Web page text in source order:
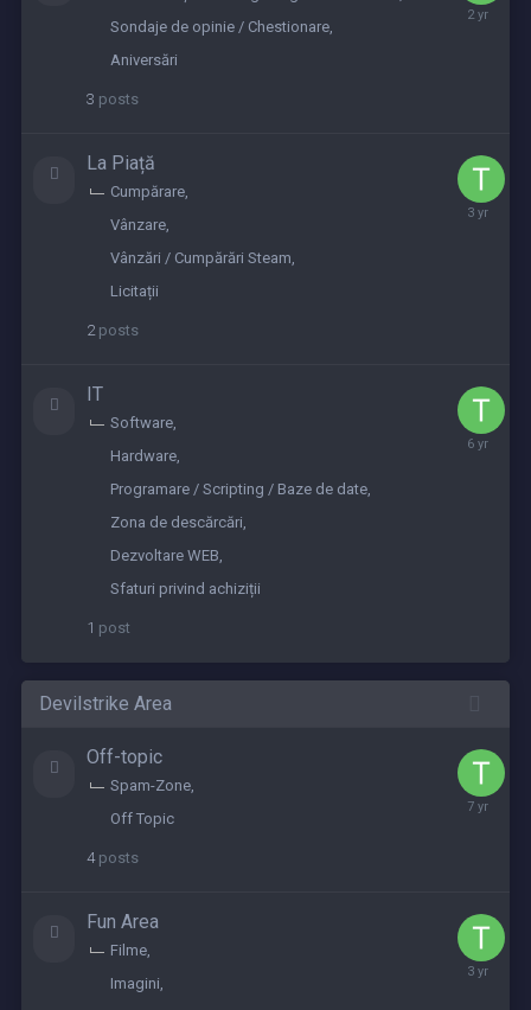
Sondaje de opinie / Chestionare
Aniversări
3 posts
August
La Piață
Cumpărare
Vânzare
Vânzări / Cumpărări Steam
Licitații
2 posts
June
IT
Software
Hardware
Programare / Scripting / Baze de date
Zona de descărcări
Dezvoltare WEB
Sfaturi privind achiziții
1 post
August
Devilstrike Area
Off-topic
Spam-Zone
Off Topic
4 posts
May
Fun Area
Filme
Imagini
May